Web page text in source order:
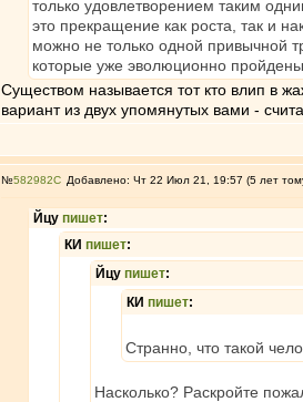
только удовлетворением таким
это прекращение как роста, так и
можно не только одной привычной
которые уже эволюционно
Существом называется тот кто влип в
вариант из двух упомянутых вами -
№582982 Добавлено: Чт 22 Июл 21, 19:57 (5 лет
Йцу пишет:
КИ пишет:
Йцу пишет:
КИ пишет:
Странно, что такой
Насколько? Раскройте